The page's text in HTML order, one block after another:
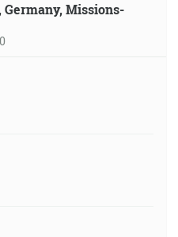
Germany, Missions-